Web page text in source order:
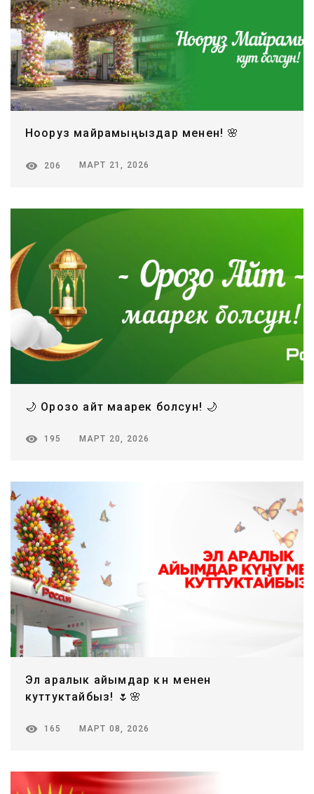
Нооруз майрамыңыздар менен! 🌸
206 МАРТ 21, 2026
🌙 Орозо айт маарек болсун! 🌙
195 МАРТ 20, 2026
Эл аралык айымдар күнү менен
куттуктайбыз! 🌷🌸
165 МАРТ 08, 2026